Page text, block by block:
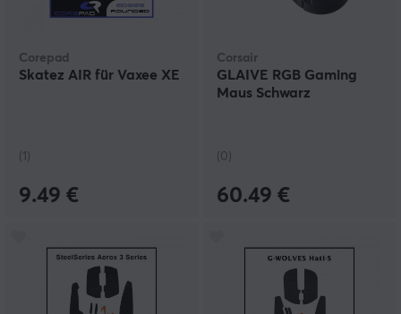
Corepad
Skatez AIR für Vaxee XE
(1)
9.49 €
Corsair
GLAIVE RGB Gaming
Maus Schwarz
(0)
60.49 €